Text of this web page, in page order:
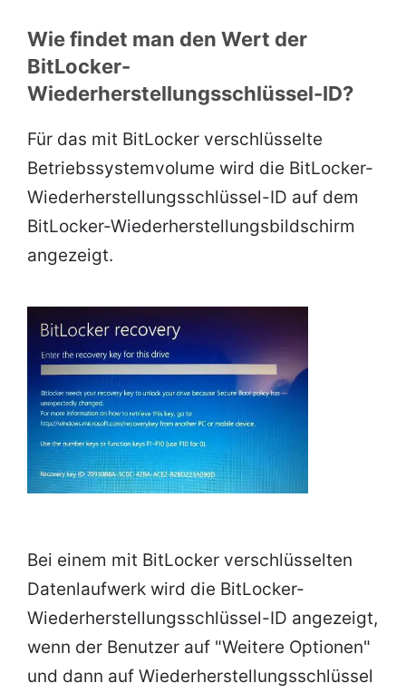
Wie findet man den Wert der
BitLocker-
Wiederherstellungsschlüssel-ID?
Für das mit BitLocker verschlüsselte
Betriebssystemvolume wird die BitLocker-
Wiederherstellungsschlüssel-ID auf dem
BitLocker-Wiederherstellungsbildschirm
angezeigt.
Bei einem mit BitLocker verschlüsselten
Datenlaufwerk wird die BitLocker-
Wiederherstellungsschlüssel-ID angezeigt,
wenn der Benutzer auf "Weitere Optionen"
und dann auf Wiederherstellungsschlüssel